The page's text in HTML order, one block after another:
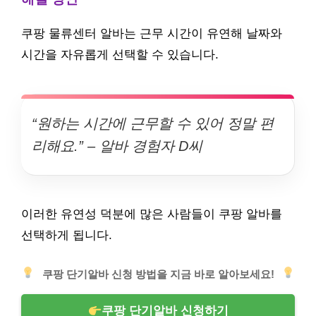
쿠팡 물류센터 알바는 근무 시간이 유연해 날짜와
시간을 자유롭게 선택할 수 있습니다.
“원하는 시간에 근무할 수 있어 정말 편
리해요.” – 알바 경험자 D씨
이러한 유연성 덕분에 많은 사람들이 쿠팡 알바를
선택하게 됩니다.
쿠팡 단기알바 신청 방법을 지금 바로 알아보세요!
쿠팡 단기알바 신청하기